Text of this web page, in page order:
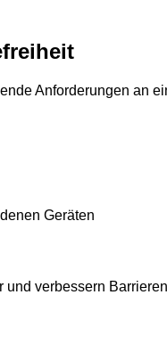
Anforderungen an
Geräten
verbessern